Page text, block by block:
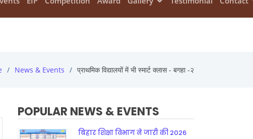
News & Events प्राथमिक विद्यालयों में भी स्मार्ट क्लास - बगहा -२
POPULAR NEWS & EVENTS
बिहार शिक्षा विभाग ने जारी की 2026